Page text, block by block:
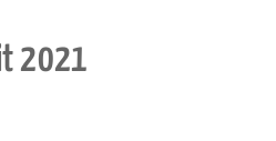
t 2021